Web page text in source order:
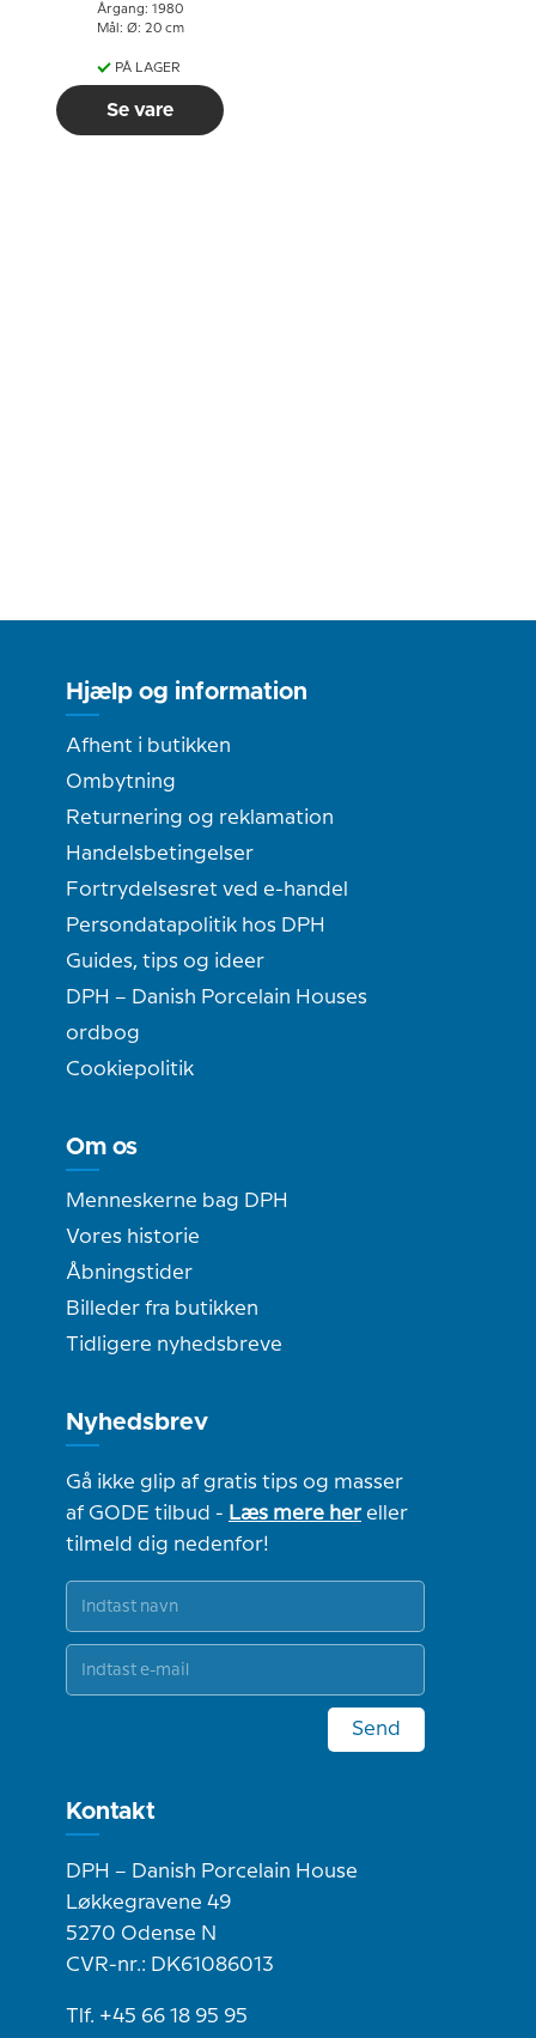
Årgang: 1980
Mål: Ø: 20 cm
PÅ LAGER
Se vare
Hjælp og information
Afhent i butikken
Ombytning
Returnering og reklamation
Handelsbetingelser
Fortrydelsesret ved e-handel
Persondatapolitik hos DPH
Guides, tips og ideer
DPH – Danish Porcelain Houses
ordbog
Cookiepolitik
Om os
Menneskerne bag DPH
Vores historie
Åbningstider
Billeder fra butikken
Tidligere nyhedsbreve
Nyhedsbrev
Gå ikke glip af gratis tips og masser
af GODE tilbud - Læs mere hereller
tilmeld dig nedenfor!
Send
Kontakt
DPH – Danish Porcelain House
Løkkegravene 49
5270 Odense N
CVR-nr.: DK61086013
Tlf. +45 66 18 95 95